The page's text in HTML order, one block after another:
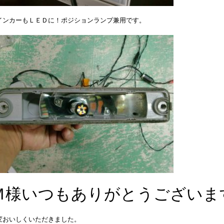
ンカーもＬＥＤに！ポジションランプ兼用です。
様いつもありがとうございま
おいしくいただきました。